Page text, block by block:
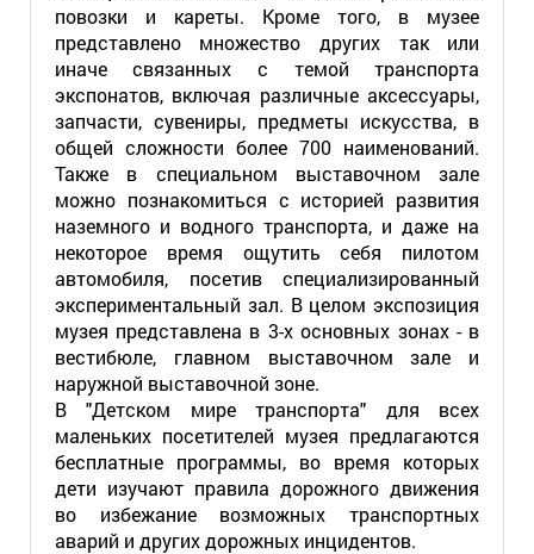
повозки и кареты. Кроме того, в музее
представлено множество других так или
иначе связанных с темой транспорта
экспонатов, включая различные аксессуары,
запчасти, сувениры, предметы искусства, в
общей сложности более 700 наименований.
Также в специальном выставочном зале
можно познакомиться с историей развития
наземного и водного транспорта, и даже на
некоторое время ощутить себя пилотом
автомобиля, посетив специализированный
экспериментальный зал. В целом экспозиция
музея представлена в 3-х основных зонах - в
вестибюле, главном выставочном зале и
наружной выставочной зоне.
В "Детском мире транспорта" для всех
маленьких посетителей музея предлагаются
бесплатные программы, во время которых
дети изучают правила дорожного движения
во избежание возможных транспортных
аварий и других дорожных инцидентов.